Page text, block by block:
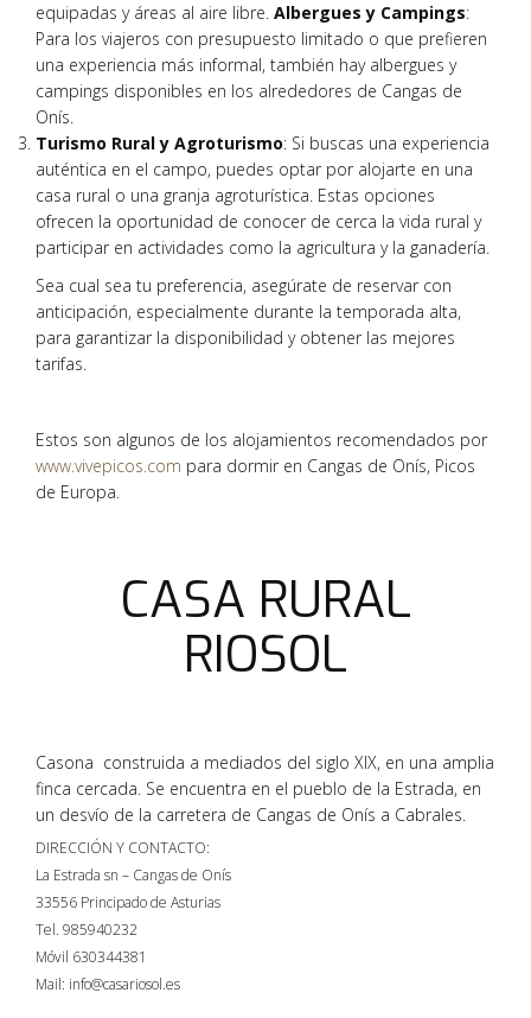
equipadas y áreas al aire libre. Albergues y Campings:
Para los viajeros con presupuesto limitado o que prefieren
una experiencia más informal, también hay albergues y
campings disponibles en los alrededores de Cangas de
Onís.
Turismo Rural y Agroturismo: Si buscas una experiencia
auténtica en el campo, puedes optar por alojarte en una
casa rural o una granja agroturística. Estas opciones
ofrecen la oportunidad de conocer de cerca la vida rural y
participar en actividades como la agricultura y la ganadería.
Sea cual sea tu preferencia, asegúrate de reservar con
anticipación, especialmente durante la temporada alta,
para garantizar la disponibilidad y obtener las mejores
tarifas.
Estos son algunos de los alojamientos recomendados por
www.vivepicos.com para dormir en Cangas de Onís, Picos
de Europa.
CASA RURAL
RIOSOL
Casona construida a mediados del siglo XIX, en una amplia
finca cercada. Se encuentra en el pueblo de la Estrada, en
un desvío de la carretera de Cangas de Onís a Cabrales.
DIRECCIÓN Y CONTACTO:
La Estrada sn – Cangas de Onís
33556 Principado de Asturias
Tel. 985940232
Móvil 630344381
Mail: info@casariosol.es